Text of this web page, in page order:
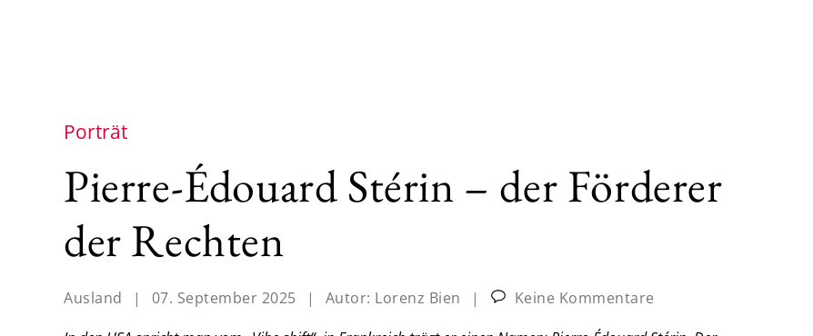
Porträt
Pierre-Édouard Stérin – der Förderer
der Rechten
Ausland | 07. September 2025 | Autor: Lorenz Bien |
Keine Kommentare